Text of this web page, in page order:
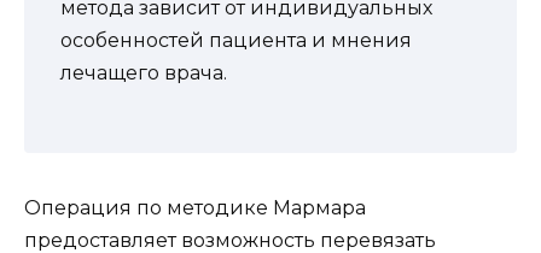
метода зависит от индивидуальных
особенностей пациента и мнения
лечащего врача.
Операция по методике Мармара
предоставляет возможность перевязать